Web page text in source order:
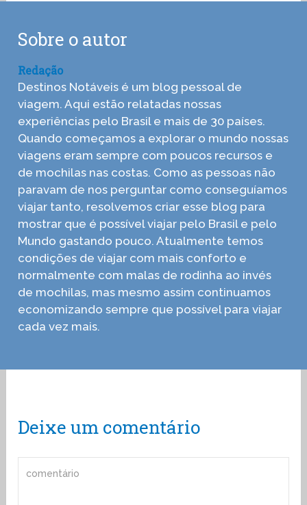
Sobre o autor
Redação
Destinos Notáveis é um blog pessoal de
viagem. Aqui estão relatadas nossas
experiências pelo Brasil e mais de 30 países.
Quando começamos a explorar o mundo nossas
viagens eram sempre com poucos recursos e
de mochilas nas costas. Como as pessoas não
paravam de nos perguntar como conseguíamos
viajar tanto, resolvemos criar esse blog para
mostrar que é possível viajar pelo Brasil e pelo
Mundo gastando pouco. Atualmente temos
condições de viajar com mais conforto e
normalmente com malas de rodinha ao invés
de mochilas, mas mesmo assim continuamos
economizando sempre que possível para viajar
cada vez mais.
Deixe um comentário